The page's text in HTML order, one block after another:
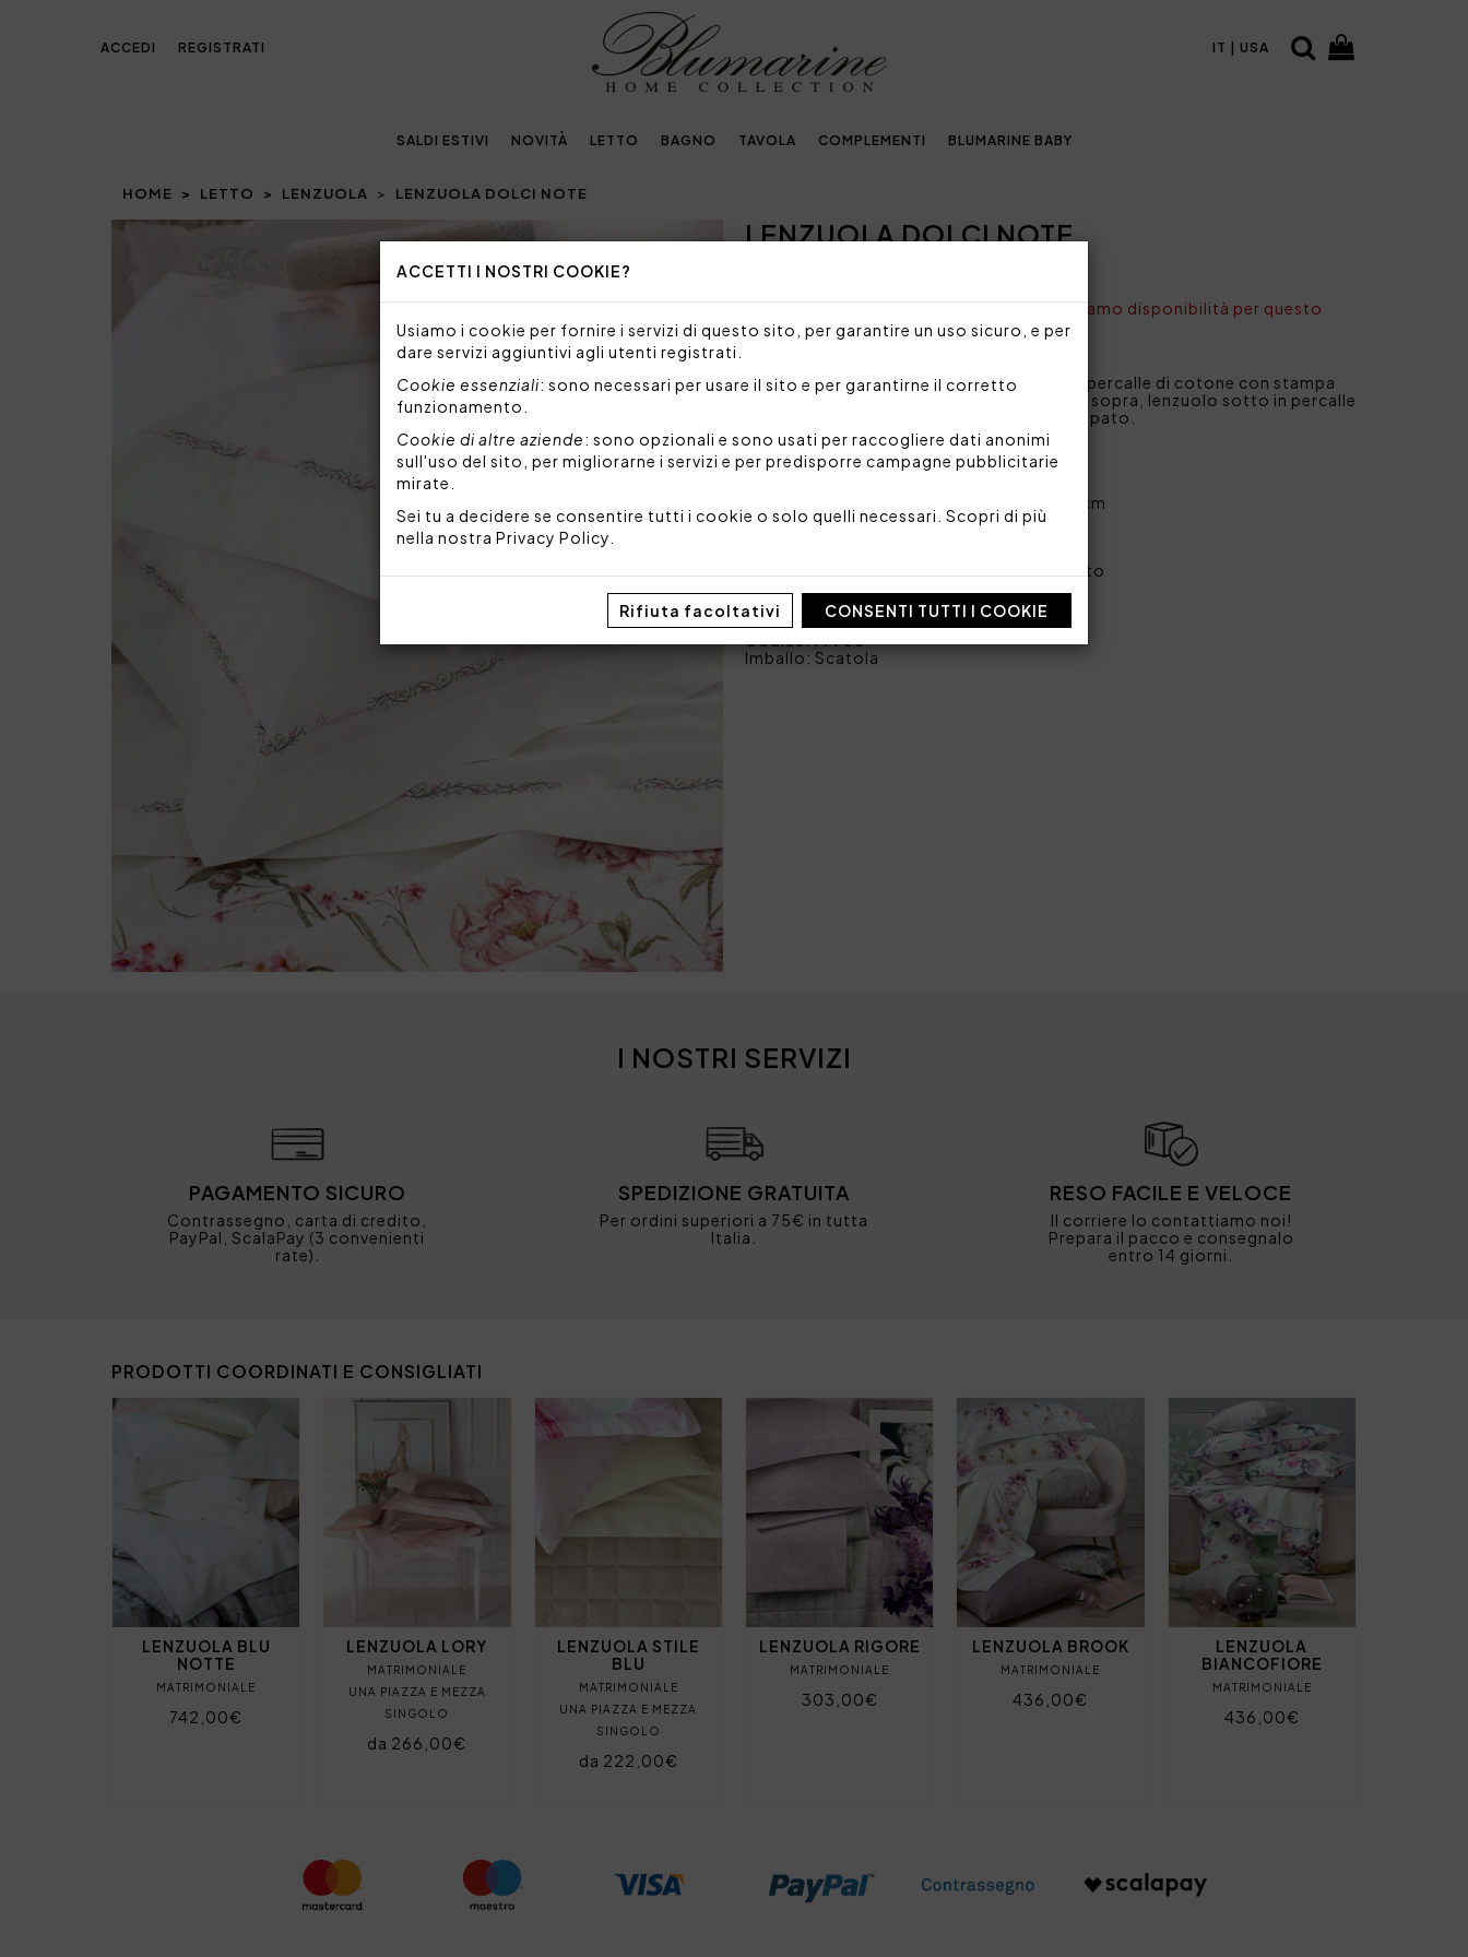
ACCETTI I NOSTRI COOKIE?
Usiamo i cookie per fornire i servizi di questo sito, per garantire un uso sicuro, e per
dare servizi aggiuntivi agli utenti registrati.
Cookie essenziali: sono necessari per usare il sito e per garantirne il corretto
funzionamento.
Cookie di altre aziende: sono opzionali e sono usati per raccogliere dati anonimi
sull'uso del sito, per migliorarne i servizi e per predisporre campagne pubblicitarie
mirate.
Sei tu a decidere se consentire tutti i cookie o solo quelli necessari. Scopri di più
nella nostra Privacy Policy
Rifiuta facoltativi CONSENTI TUTTI I COOKIE
ACCEDI REGISTRATI IT | USA
SALDI ESTIVI NOVITÀ LETTO BAGNO TAVOLA COMPLEMENTI BLUMARINE BABY
HOME LETTO LENZUOLA LENZUOLA DOLCI NOTE
LENZUOLA DOLCI NOTE
Siamo spiacenti, ma al momento non abbiamo disponibilità per questo
prodotto.
Completo lenzuola matrimoniale in 100% percalle di cotone con stampa
piazzata su federe a 3 volani e sul lenzuolo sopra, lenzuolo sotto in percalle
di cotone tinta unita, logo Blumarine stampato.
Set 4 pezzi formato da:
1 lenzuolo sopra 250x290 cm
1 lenzuolo sotto con angoli 180x200 cm
2 federe 50x80 cm
Tessuto: 100% percalle di cotone stampato
Made in Italy
Codice: 77788
Imballo: Scatola
I NOSTRI SERVIZI
PAGAMENTO SICURO
Contrassegno, carta di credito,
PayPal, ScalaPay (3 convenienti
rate).
SPEDIZIONE GRATUITA
Per ordini superiori a 75€ in tutta
Italia.
RESO FACILE E VELOCE
Il corriere lo contattiamo noi!
Prepara il pacco e consegnalo
entro 14 giorni.
PRODOTTI COORDINATI E CONSIGLIATI
LENZUOLA BLU
NOTTE
MATRIMONIALE
742,00€
LENZUOLA LORY
MATRIMONIALE
UNA PIAZZA E MEZZA
SINGOLO
da 266,00€
LENZUOLA STILE
BLU
MATRIMONIALE
UNA PIAZZA E MEZZA
SINGOLO
da 222,00€
LENZUOLA RIGORE
MATRIMONIALE
303,00€
LENZUOLA BROOK
MATRIMONIALE
436,00€
LENZUOLA
BIANCOFIORE
MATRIMONIALE
436,00€